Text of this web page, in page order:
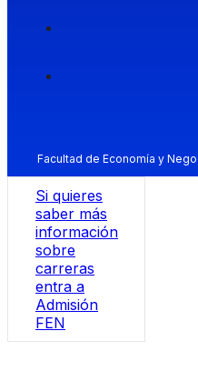
Facultad de Economía y
Si quieres
saber más
información
sobre
carreras
entra a
Admisión
FEN